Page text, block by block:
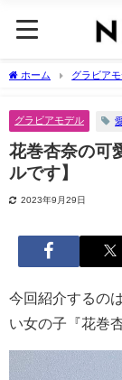
ホーム グラビア
グラビアモデル
花巻杏奈の可
ルです】
2023年9月29日
今回紹介するの
い女の子『花巻